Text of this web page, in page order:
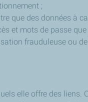
;
que des données à
et mots de passe
frauduleuse ou
elle offre des liens.